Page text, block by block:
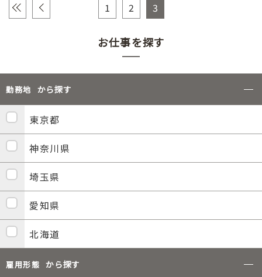
« ‹ 1 2 3
お仕事を探す
勤務地 から探す
東京都
神奈川県
埼玉県
愛知県
北海道
雇用形態 から探す